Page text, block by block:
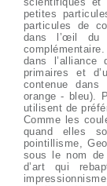
petites
particules de
dans l’œil du
dans l’alliance
primaires et
contenue
orange - bleu).
utilisent de
Comme les
quand elles
pointillisme,
sous le nom de
d’art qui